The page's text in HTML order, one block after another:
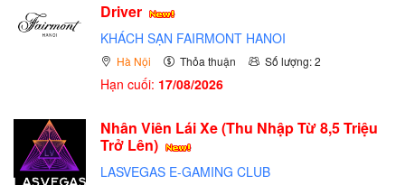
Driver
KHÁCH SẠN FAIRMONT HANOI
Hà Nội Thỏa thuận Số lượng: 2
Hạn cuối: 17/08/2026
Nhân Viên Lái Xe (Thu Nhập Từ 8,5 Triệu
Trở Lên)
LASVEGAS E-GAMING CLUB